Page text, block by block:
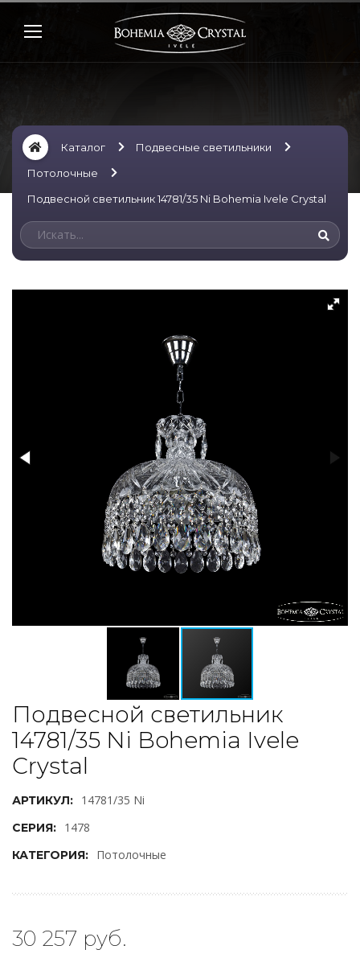
Каталог
Подвесные светильники
Потолочные
Подвесной светильник 14781/35 Ni Bohemia Ivele Crystal
Подвесной светильник
14781/35 Ni Bohemia Ivele
Crystal
АРТИКУЛ: 14781/35 Ni
СЕРИЯ: 1478
КАТЕГОРИЯ: Потолочные
30 257 руб.